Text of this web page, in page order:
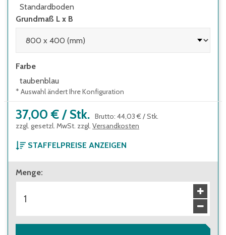
Standardboden
Grundmaß L x B
Farbe
taubenblau
* Auswahl ändert Ihre Konfiguration
37,00 € / Stk. Brutto: 44,03 € /Stk.
zzgl. gesetzl. MwSt. zzgl. Versandkosten
STAFFELPREISE ANZEIGEN
ab 1 Stück
37,00 €
ab 60 Stück
33,30 €
Menge: